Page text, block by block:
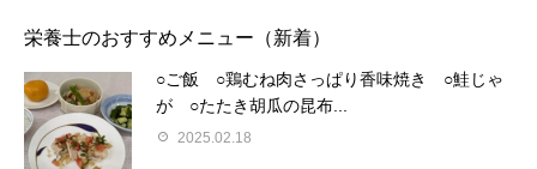
栄養士のおすすめメニュー（新着）
○ご飯 ○鶏むね肉さっぱり香味焼き ○鮭じゃ
が ○たたき胡瓜の昆布...
2025.02.18